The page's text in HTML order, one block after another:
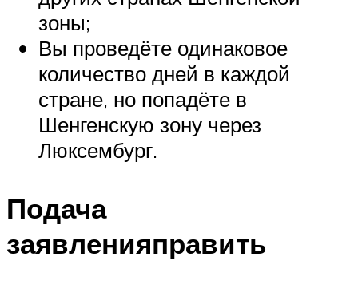
зоны;
Вы проведёте одинаковое
количество дней в каждой
стране, но попадёте в
Шенгенскую зону через
Люксембург.
Подача
заявленияправить